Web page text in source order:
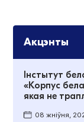
Акцэнты
Інстытут
«Корпус
якая не
08 жніўня,